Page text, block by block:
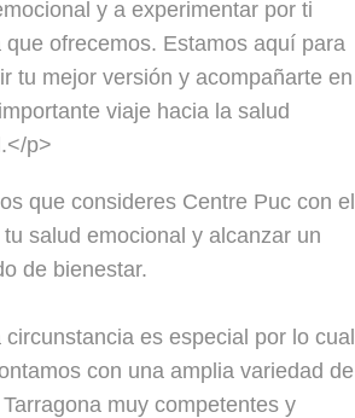
y a experimentar por ti
ofrecemos. Estamos aquí para
tu mejor versión y acompañarte en
viaje hacia la salud
p>
que consideres Centre Puc con el
salud emocional y alcanzar un
de bienestar.
es especial por lo cual
con una amplia variedad de
muy competentes y